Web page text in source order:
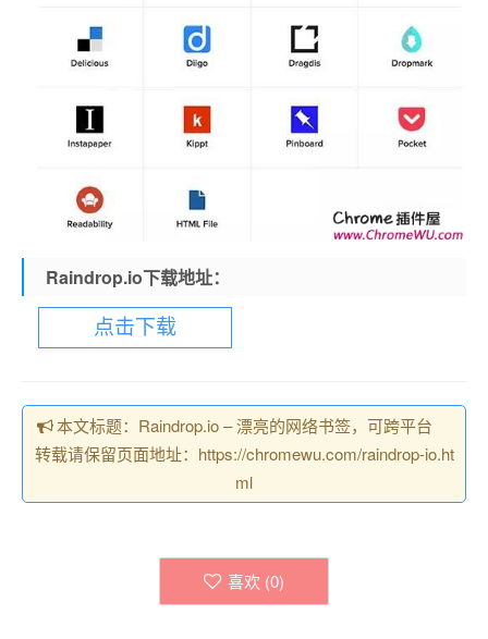
Raindrop.io下载地址：
点击下载
本文标题：Raindrop.io – 漂亮的网络书签，可跨平台
转载请保留页面地址：https://chromewu.com/raindrop-io.ht
ml
喜欢 (0)